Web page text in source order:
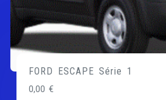
FORD ESCAPE Série 1
0,00€